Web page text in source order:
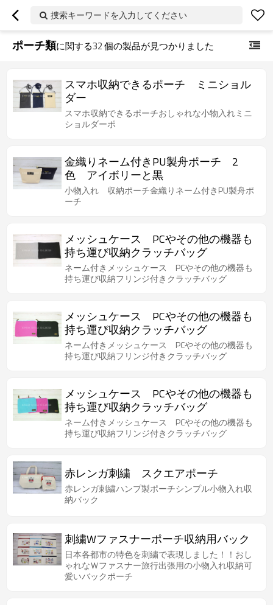
捜索キーワードを入力してください
ポーチ類に関する32個の製品が見つかりました
スマホ収納できるポーチ ミニショル
ダー
スマホ収納できるポーチおしゃれな小物入れミニ
ショルダーポ
金織りネーム付きPU製舟ポーチ 2
色 アイボリーと黒
小物入れ 収納ポーチ金織りネーム付きPU製舟ポ
ーチ
メッシュケース PCやその他の機器も
持ち運び収納クラッチバッグ
ネーム付きメッシュケース PCやその他の機器も
持ち運び収納フリンジ付きクラッチバッグ
メッシュケース PCやその他の機器も
持ち運び収納クラッチバッグ
ネーム付きメッシュケース PCやその他の機器も
持ち運び収納フリンジ付きクラッチバッグ
メッシュケース PCやその他の機器も
持ち運び収納クラッチバッグ
ネーム付きメッシュケース PCやその他の機器も
持ち運び収納フリンジ付きクラッチバッグ
赤レンガ刺繍 スクエアポーチ
赤レンガ刺繍ハンプ製ポーチシンプル小物入れ収
納バック
刺繍Wファスナーポーチ収納用バック
日本各都市の特色を刺繍で表現しました！！おし
ゃれなＷファスナー旅行出張用の小物入れ収納可
愛いバックポーチ